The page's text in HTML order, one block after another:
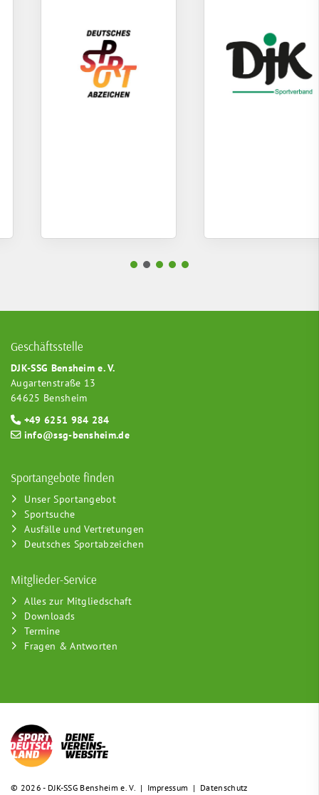
Geschäftsstelle
DJK-SSG Bensheim e. V.
Augartenstraße 13
64625 Bensheim
+49 6251 984 284
info@ssg-bensheim.de
Sportangebote finden
Unser Sportangebot
Sportsuche
Ausfälle und Vertretungen
Deutsches Sportabzeichen
Mitglieder-Service
Alles zur Mitgliedschaft
Downloads
Termine
Fragen & Antworten
© 2026 - DJK-SSG Bensheim e. V. | Impressum | Datenschutz